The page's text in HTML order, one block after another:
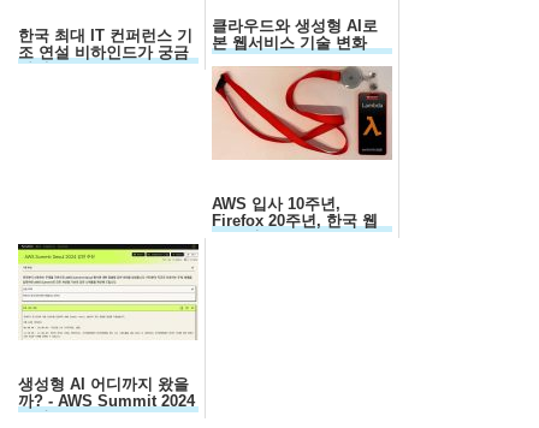
한국 최대 IT 컨퍼런스 기
조 연설 비하인드가 궁금
하세요?
클라우드와 생성형 AI로
본 웹서비스 기술 변화
AWS 입사 10주년,
Firefox 20주년, 한국 웹
30주년...
생성형 AI 어디까지 왔을
까? - AWS Summit 2024
요약